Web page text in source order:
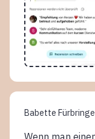
Babette
Wenn man